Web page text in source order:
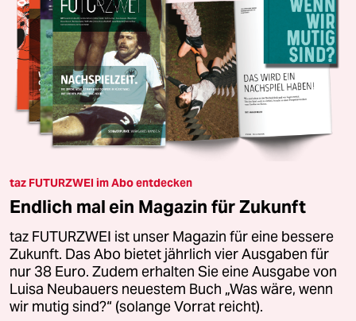
taz FUTURZWEI im Abo entdecken
Endlich mal ein Magazin für Zukunft
taz FUTURZWEI ist unser Magazin für eine bessere
Zukunft. Das Abo bietet jährlich vier Ausgaben für
nur 38 Euro. Zudem erhalten Sie eine Ausgabe von
Luisa Neubauers neuestem Buch „Was wäre, wenn
wir mutig sind?“ (solange Vorrat reicht).